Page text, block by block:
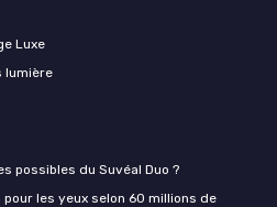
Luxe
lumière
possibles du Suvéal Duo ?
les yeux selon 60 millions de